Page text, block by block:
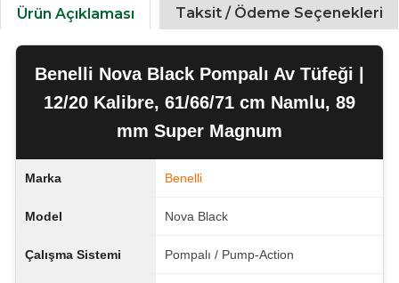
Ürün Açıklaması Taksit / Ödeme Seçenekleri
Benelli Nova Black Pompalı Av Tüfeği |
12/20 Kalibre, 61/66/71 cm Namlu, 89
mm Super Magnum
Marka Benelli
Model Nova Black
Çalışma Sistemi Pompalı / Pump-Action